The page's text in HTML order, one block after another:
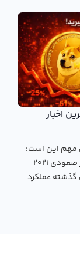
اخبار
مهم این است:
دوج بخریم یا سولانا؟ هر دو رمزارز در بازار صعودی ۲۰۲۱
گذشته عملکرد